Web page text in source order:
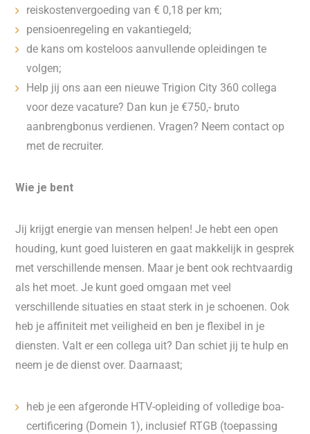
reiskostenvergoeding van € 0,18 per km;
pensioenregeling en vakantiegeld;
de kans om kosteloos aanvullende opleidingen te
volgen;
Help jij ons aan een nieuwe Trigion City 360 collega
voor deze vacature? Dan kun je €750,- bruto
aanbrengbonus verdienen. Vragen? Neem contact op
met de recruiter.
Wie je bent
Jij krijgt energie van mensen helpen! Je hebt een open
houding, kunt goed luisteren en gaat makkelijk in gesprek
met verschillende mensen. Maar je bent ook rechtvaardig
als het moet. Je kunt goed omgaan met veel
verschillende situaties en staat sterk in je schoenen. Ook
heb je affiniteit met veiligheid en ben je flexibel in je
diensten. Valt er een collega uit? Dan schiet jij te hulp en
neem je de dienst over. Daarnaast;
heb je een afgeronde HTV-opleiding of volledige boa-
certificering (Domein 1), inclusief RTGB (toepassing